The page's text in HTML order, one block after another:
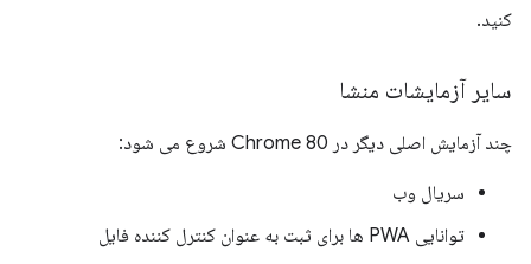
کنید.
سایر آزمایشات منشا
چند آزمایش اصلی دیگر در Chrome 80 شروع می شود:
سریال وب
توانایی PWA ها برای ثبت به عنوان کنترل کننده فایل